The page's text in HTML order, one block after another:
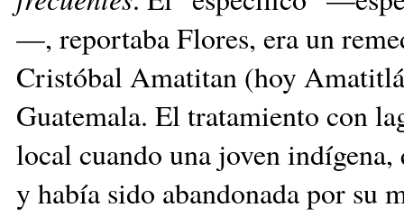
—, reportaba Flores, era un
Cristóbal Amatitan (hoy
Guatemala. El tratamiento con
local cuando una jo­ven
y había sido abandonada por su